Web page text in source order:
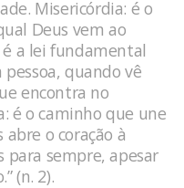
Misericórdia: é o
Deus vem ao
é a lei fundamental
quando vê
encontra no
é o caminho que une
o coração à
para sempre, apesar
(n. 2).